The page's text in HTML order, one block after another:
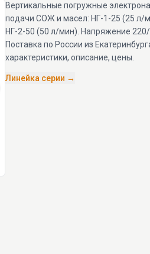
Вертикальные погружные
подачи СОЖ и масел: НГ-1-25 (25 л/
НГ-2-50 (50 л/мин). Напряжение 220/
Поставка по России из
характеристики, описание, цены.
Линейка серии →